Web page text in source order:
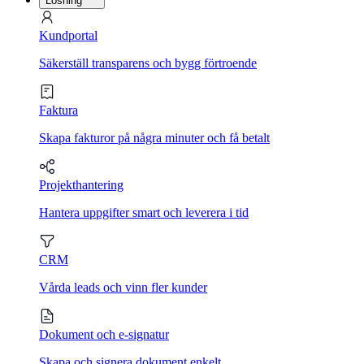
Kundportal
Säkerställ transparens och bygg förtroende
Faktura
Skapa fakturor på några minuter och få betalt
Projekthantering
Hantera uppgifter smart och leverera i tid
CRM
Vårda leads och vinn fler kunder
Dokument och e-signatur